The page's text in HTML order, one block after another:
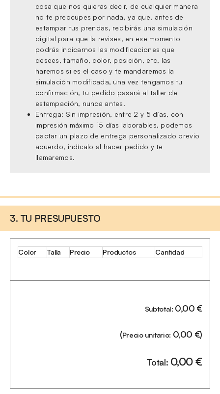
cosa que nos quieras decir, de cualquier manera
no te preocupes por nada, ya que, antes de
estampar tus prendas, recibirás una simulación
digital para que la revises, en ese momento
podrás indicarnos las modificaciones que
desees, tamaño, color, posición, etc, las
haremos si es el caso y te mandaremos la
simulación modificada, una vez tengamos tu
confirmación, tu pedido pasará al taller de
estampación, nunca antes.
Entrega: Sin impresión, entre 2 y 5 días, con
impresión máximo 15 días laborables, podemos
pactar un plazo de entrega personalizado previo
acuerdo, indícalo al hacer pedido y te
llamaremos.
3. TU PRESUPUESTO
Color Talla Precio Productos Cantidad
Subtotal: 0,00€
(Precio unitario: 0,00 €)
Total: 0,00€